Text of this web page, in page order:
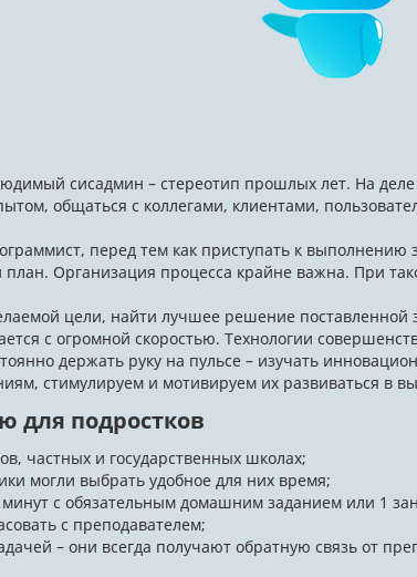
сисадмин – стереотип прошлых лет. На деле
общаться с коллегами, клиентами,
перед тем как приступать к выполнению
Организация процесса крайне важна. При
цели, найти лучшее решение поставленной
с огромной скоростью. Технологии
держать руку на пульсе – изучать
стимулируем и мотивируем их развиваться в
для подростков
частных и государственных школах;
могли выбрать удобное для них время;
с обязательным домашним заданием или 1
с преподавателем;
– они всегда получают обратную связь от